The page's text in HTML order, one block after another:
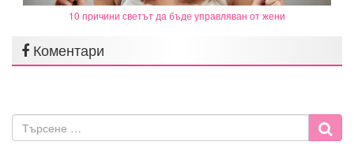
10 причини светът да бъде управляван от жени
Коментари